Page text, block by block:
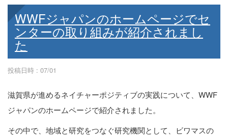
WWFジャパンのホームページでセ
ンターの取り組みが紹介されまし
た
投稿日時 : 07/01
滋賀県が進めるネイチャーポジティブの実践について、WWF
ジャパンのホームページで紹介されました。
その中で、地域と研究をつなぐ研究機関として、ビワマスの